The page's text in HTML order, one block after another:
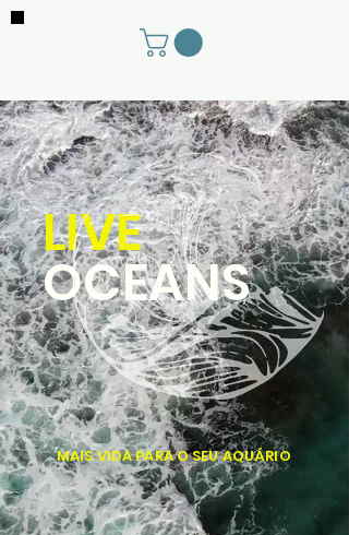
LIVE
OCEANS
MAIS VIDA PARA O SEU AQUÁRIO